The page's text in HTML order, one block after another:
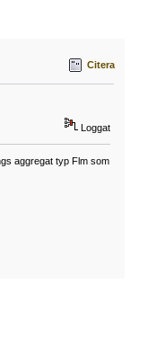
Citera
Loggat
aggregat typ Flm som